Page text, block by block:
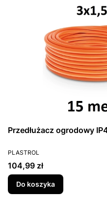
Przedłużacz ogrodowy
PRODUCENT
PLASTROL
Cena
104,99 zł
Do koszyka